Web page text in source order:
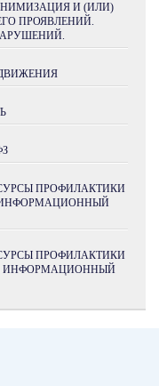
И (ИЛИ)
ПРОЯВЛЕНИЙ.
ПРОФИЛАКТИКИ
ИНФОРМАЦИОННЫЙ
ПРОФИЛАКТИКИ
ИНФОРМАЦИОННЫЙ